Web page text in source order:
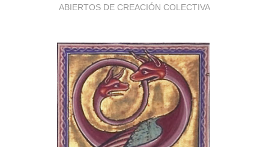
ABIERTOS DE CREACIÓN COLECTIVA